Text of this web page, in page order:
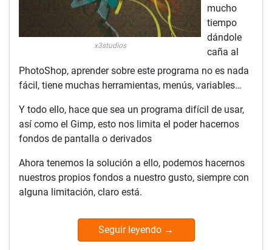
x3studios
mucho
tiempo
dándole
caña al
PhotoShop, aprender sobre este programa no es nada
fácil, tiene muchas herramientas, menús, variables…
Y todo ello, hace que sea un programa difícil de usar,
así como el Gimp, esto nos limita el poder hacernos
fondos de pantalla o derivados
Ahora tenemos la solución a ello, podemos hacernos
nuestros propios fondos a nuestro gusto, siempre con
alguna limitación, claro está.
Seguir leyendo →